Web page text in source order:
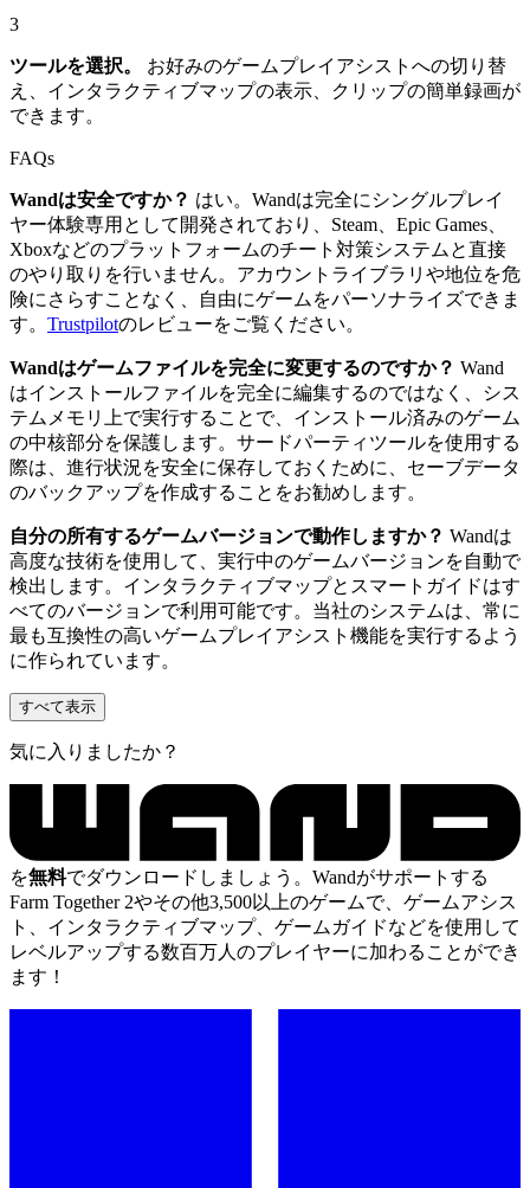
3
ツールを選択。
お好みのゲームプレイアシストへの切り替
え、インタラクティブマップの表示、クリップの簡単録画が
できます。
FAQs
Wandは安全ですか？ はい。Wandは完全にシングルプレイ
ヤー体験専用として開発されており、Steam、Epic Games、
Xboxなどのプラットフォームのチート対策システムと直接
のやり取りを行いません。アカウントライブラリや地位を危
険にさらすことなく、自由にゲームをパーソナライズできま
す。 Trustpilotのレビューをご覧ください。
Wandはゲームファイルを完全に変更するのですか？ Wand
はインストールファイルを完全に編集するのではなく、シス
テムメモリ上で実行することで、インストール済みのゲーム
の中核部分を保護します。サードパーティツールを使用する
際は、進行状況を安全に保存しておくために、セーブデータ
のバックアップを作成することをお勧めします。
自分の所有するゲームバージョンで動作しますか？ Wandは
高度な技術を使用して、実行中のゲームバージョンを自動で
検出します。インタラクティブマップとスマートガイドはす
べてのバージョンで利用可能です。当社のシステムは、常に
最も互換性の高いゲームプレイアシスト機能を実行するよう
に作られています。
すべて表示
気に入りましたか？
を無料でダウンロードしましょう。Wandがサポートする
Farm Together 2やその他3,500以上のゲームで、ゲームアシス
ト、インタラクティブマップ、ゲームガイドなどを使用して
レベルアップする数百万人のプレイヤーに加わることができ
ます！